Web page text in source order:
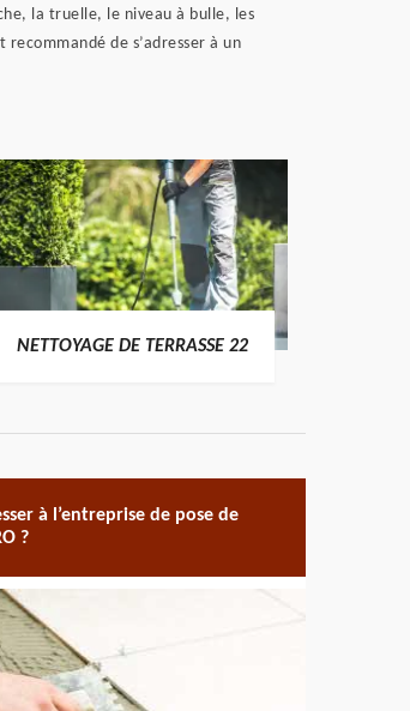
la truelle, le niveau à bulle, les
de s’adresser à un
NETTOYAGE DE TERRASSE 22
à l’entreprise de pose de
?